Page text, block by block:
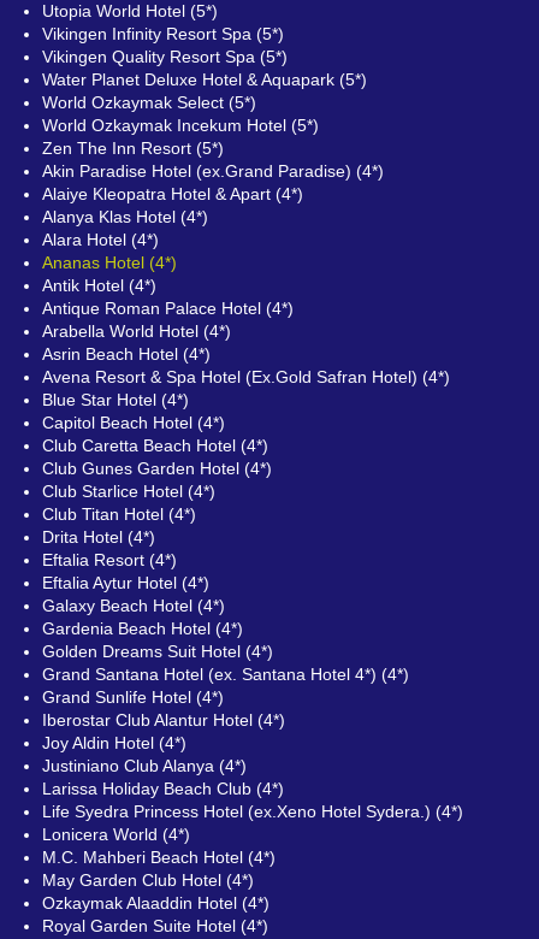
Utopia World Hotel (5*)
Vikingen Infinity Resort Spa (5*)
Vikingen Quality Resort Spa (5*)
Water Planet Deluxe Hotel & Aquapark (5*)
World Ozkaymak Select (5*)
World Ozkaymak Incekum Hotel (5*)
Zen The Inn Resort (5*)
Akin Paradise Hotel (ex.Grand Paradise) (4*)
Alaiye Kleopatra Hotel & Apart (4*)
Alanya Klas Hotel (4*)
Alara Hotel (4*)
Ananas Hotel (4*)
Antik Hotel (4*)
Antique Roman Palace Hotel (4*)
Arabella World Hotel (4*)
Asrin Beach Hotel (4*)
Avena Resort & Spa Hotel (Ex.Gold Safran Hotel) (4*)
Blue Star Hotel (4*)
Capitol Beach Hotel (4*)
Club Caretta Beach Hotel (4*)
Club Gunes Garden Hotel (4*)
Club Starlice Hotel (4*)
Club Titan Hotel (4*)
Drita Hotel (4*)
Eftalia Resort (4*)
Eftalia Aytur Hotel (4*)
Galaxy Beach Hotel (4*)
Gardenia Beach Hotel (4*)
Golden Dreams Suit Hotel (4*)
Grand Santana Hotel (ex. Santana Hotel 4*) (4*)
Grand Sunlife Hotel (4*)
Iberostar Club Alantur Hotel (4*)
Joy Aldin Hotel (4*)
Justiniano Club Alanya (4*)
Larissa Holiday Beach Club (4*)
Life Syedra Princess Hotel (ex.Xeno Hotel Sydera.) (4*)
Lonicera World (4*)
M.C. Mahberi Beach Hotel (4*)
May Garden Club Hotel (4*)
Ozkaymak Alaaddin Hotel (4*)
Royal Garden Suite Hotel (4*)